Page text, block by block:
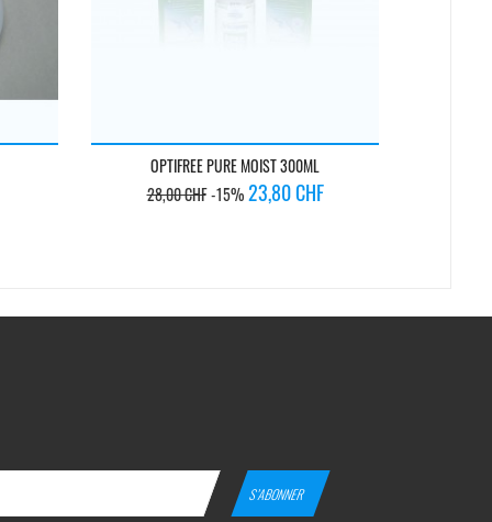
OPTIFREE PURE MOIST 300ML
Prix
de
28,00 CHF -15% Prix
23,80 CHF